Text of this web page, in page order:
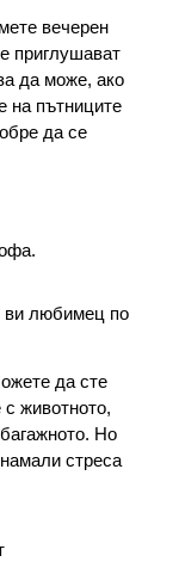
вечерен
приглушават
да може, ако
на пътниците
да се
ви любимец по
да сте
животното,
Но
стреса